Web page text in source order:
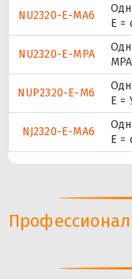
NU2320-E-MA6
E =
NU2320-E-MPA
NUP2320-E-M6
E =
NJ2320-E-MA6
E =